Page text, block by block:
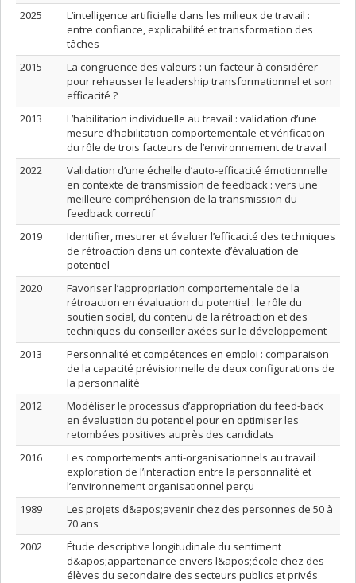
2025
L’intelligence artificielle dans les milieux de travail :
entre confiance, explicabilité et transformation des
tâches
2015
La congruence des valeurs : un facteur à considérer
pour rehausser le leadership transformationnel et son
efficacité ?
2013
L’habilitation individuelle au travail : validation d’une
mesure d’habilitation comportementale et vérification
du rôle de trois facteurs de l’environnement de travail
2022
Validation d’une échelle d’auto-efficacité émotionnelle
en contexte de transmission de feedback : vers une
meilleure compréhension de la transmission du
feedback correctif
2019
Identifier, mesurer et évaluer l’efficacité des techniques
de rétroaction dans un contexte d’évaluation de
potentiel
2020
Favoriser l’appropriation comportementale de la
rétroaction en évaluation du potentiel : le rôle du
soutien social, du contenu de la rétroaction et des
techniques du conseiller axées sur le développement
2013
Personnalité et compétences en emploi : comparaison
de la capacité prévisionnelle de deux configurations de
la personnalité
2012
Modéliser le processus d’appropriation du feed-back
en évaluation du potentiel pour en optimiser les
retombées positives auprès des candidats
2016
Les comportements anti-organisationnels au travail :
exploration de l’interaction entre la personnalité et
l’environnement organisationnel perçu
1989
Les projets d&apos;avenir chez des personnes de 50 à
70 ans
2002
Étude descriptive longitudinale du sentiment
d&apos;appartenance envers l&apos;école chez des
élèves du secondaire des secteurs publics et privés